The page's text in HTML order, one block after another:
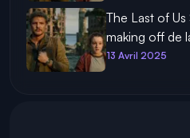
The Last of
making off de
13 Avril 2025